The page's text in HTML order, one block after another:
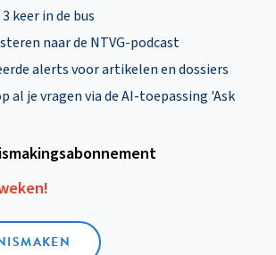
keer in de bus
naar de NTVG-podcast
alerts voor artikelen en dossiers
al je vragen via de AI-toepassing 'Ask